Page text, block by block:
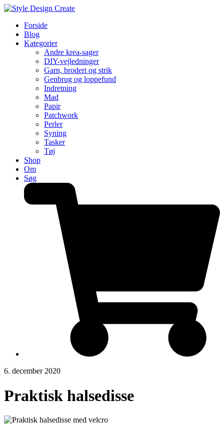
Forside
Blog
Kategorier
Andre krea-sager
DIY-vejledninger
Garn, broderi og strik
Genbrug og loppefund
Indretning
Mad
Papir
Patchwork
Perler
Syning
Tasker
Tøj
Shop
Om
Søg
6. december 2020
Praktisk halsedisse